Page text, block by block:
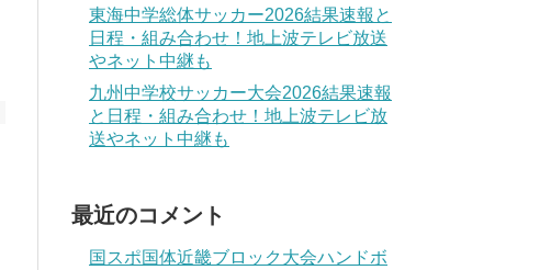
東海中学総体サッカー2026結果速報と
日程・組み合わせ！地上波テレビ放送
やネット中継も
九州中学校サッカー大会2026結果速報
と日程・組み合わせ！地上波テレビ放
送やネット中継も
最近のコメント
国スポ国体近畿ブロック大会ハンドボ